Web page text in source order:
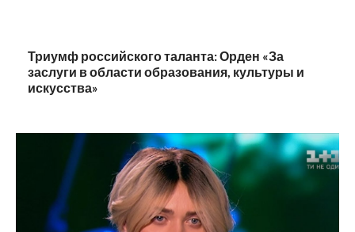
Триумф российского таланта: Орден «За
заслуги в области образования, культуры и
искусства»